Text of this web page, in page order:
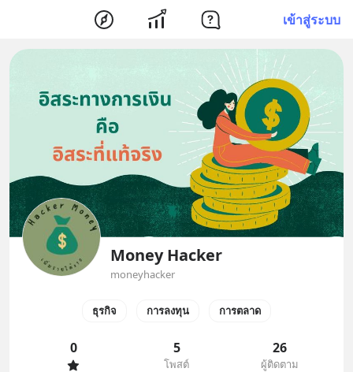
เข้าสู่ระบบ
Money Hacker
moneyhacker
ธุรกิจ การลงทุน การตลาด
0 5
โพสต์
26
ผู้ติดตาม